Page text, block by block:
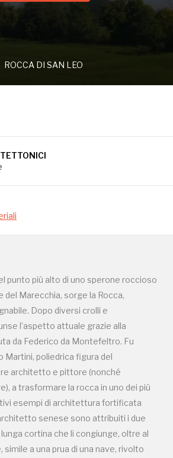
ROCCA DI SAN LEO
punto più alto di uno sperone roccioso
del Marecchia, sorge la Rocca,
Dopo diversi crolli e
l’aspetto attuale grazie alla
da Federico da Montefeltro. Fu
Martini, poliedrica figura del
architetto e pittore (nonché
a trasformare la rocca in uno dei più
esempi di architettura fortificata
senese sono attribuiti i due
cortina che li congiunge, oltre al
a una prua di una nave, rivolto
in corso in questo
del Cuore
in questo
luogo